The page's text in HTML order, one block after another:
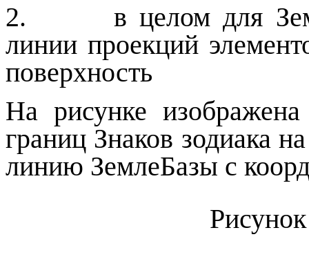
2. в целом для
линии проекций
поверхность
На рисунке
границ Знаков зодиака
линию ЗемлеБазы с